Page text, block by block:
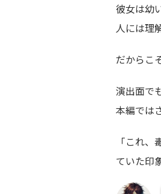
彼女は幼
人には理
だからこ
演出面で
本編では
「これ
ていた印